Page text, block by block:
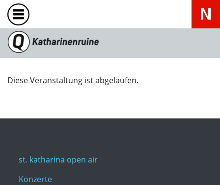
Diese Veranstaltung ist abgelaufen.
st. katharina open air
Konzerte